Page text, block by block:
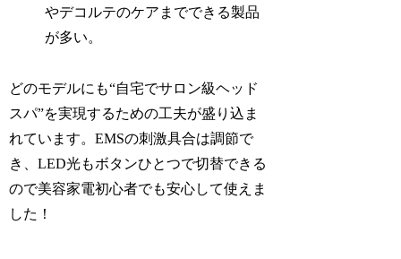
やデコルテのケアまでできる製品
が多い。
どのモデルにも“自宅でサロン級ヘッド
スパ”を実現するための工夫が盛り込ま
れています。EMSの刺激具合は調節で
き、LED光もボタンひとつで切替できる
ので美容家電初心者でも安心して使えま
した！